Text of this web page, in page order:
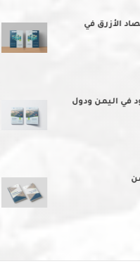
الأزرق في
في اليمن ودول